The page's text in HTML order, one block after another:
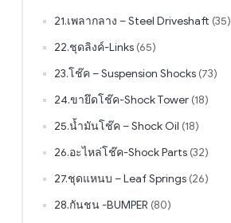
21.เพลากลาง – Steel Driveshaft (35)
22.ชุดลิงค์-Links (65)
23.โช๊ค – Suspension Shocks (73)
24.ขายึดโช๊ค-Shock Tower (18)
25.น้ำมันโช๊ค – Shock Oil (18)
26.อะไหล่โช๊ค-Shock Parts (32)
27.ชุดแหนบ – Leaf Springs (26)
28.กันชน -BUMPER (80)